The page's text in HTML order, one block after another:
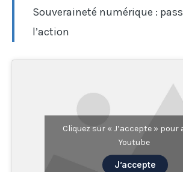
Souveraineté numérique :
l’action
Cliquez sur « J’accepte » pour
Youtube
J’accepte